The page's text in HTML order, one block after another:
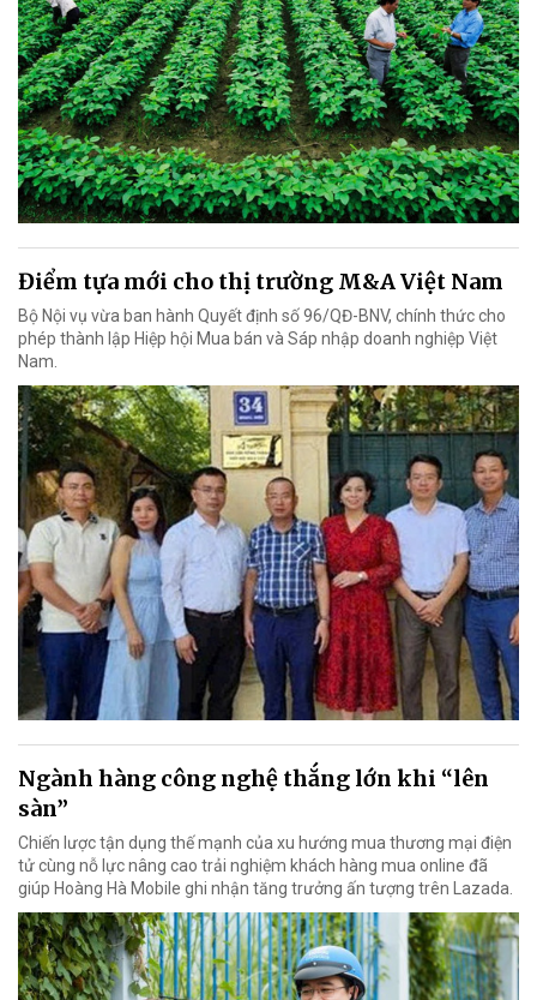
Điểm tựa mới cho thị trường M&A Việt Nam
Bộ Nội vụ vừa ban hành Quyết định số 96/QĐ-BNV, chính thức cho
phép thành lập Hiệp hội Mua bán và Sáp nhập doanh nghiệp Việt
Nam.
Ngành hàng công nghệ thắng lớn khi “lên
sàn”
Chiến lược tận dụng thế mạnh của xu hướng mua thương mại điện
tử cùng nỗ lực nâng cao trải nghiệm khách hàng mua online đã
giúp Hoàng Hà Mobile ghi nhận tăng trưởng ấn tượng trên Lazada.